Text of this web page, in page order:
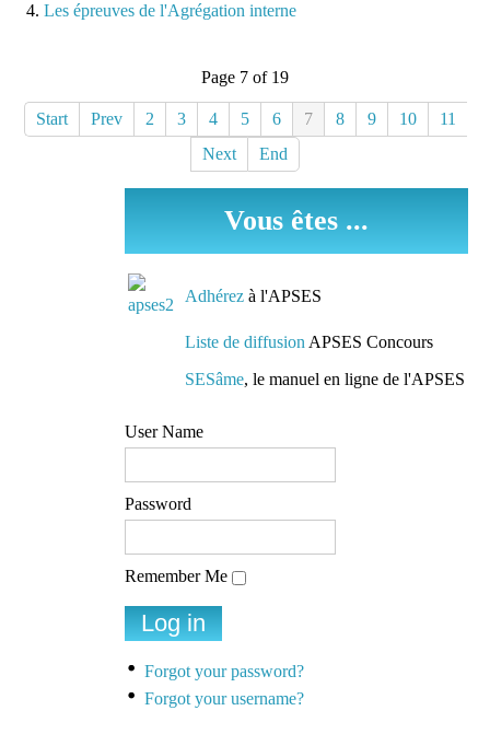
Les épreuves de l'Agrégation interne
Page 7 of 19
Start Prev 2 3 4 5 6 7 8 9 10
11
Next
End
Vous êtes ...
Adhérez à l'APSES
Liste de diffusion APSES Concours
SESâme, le manuel en ligne de l'APSES
User Name
Password
Remember Me
Forgot your password?
Forgot your username?